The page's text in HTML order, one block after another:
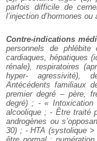
parfois difficile de
l’injection d’hormones ou
Contre-indications
personnels de
cardiaques, hépatiques
rénale), respiratoires
hyper- agressivité),
Antécédents familiaux
premier degré – père,
degré) ; - « Intoxication
alcoolique ; - Être traité
androgènes ou
30) ; - HTA (systolique